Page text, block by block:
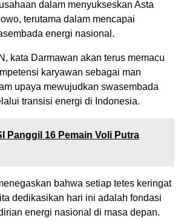
dalam menyukseskan Asta
terutama dalam mencapai
energi nasional.
kata Darmawan akan terus memacu
karyawan sebagai man
upaya mewujudkan swasembada
transisi energi di Indonesia.
Panggil 16 Pemain Voli Putra
bahwa setiap tetes keringat
dedikasikan hari ini adalah fondasi
energi nasional di masa depan.